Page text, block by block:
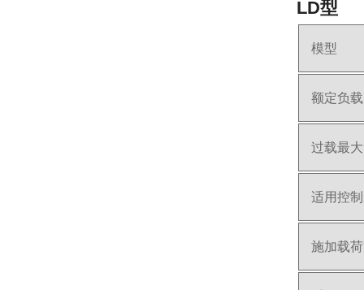
LD型
模型
额定负载
过载最
适用控
施加载